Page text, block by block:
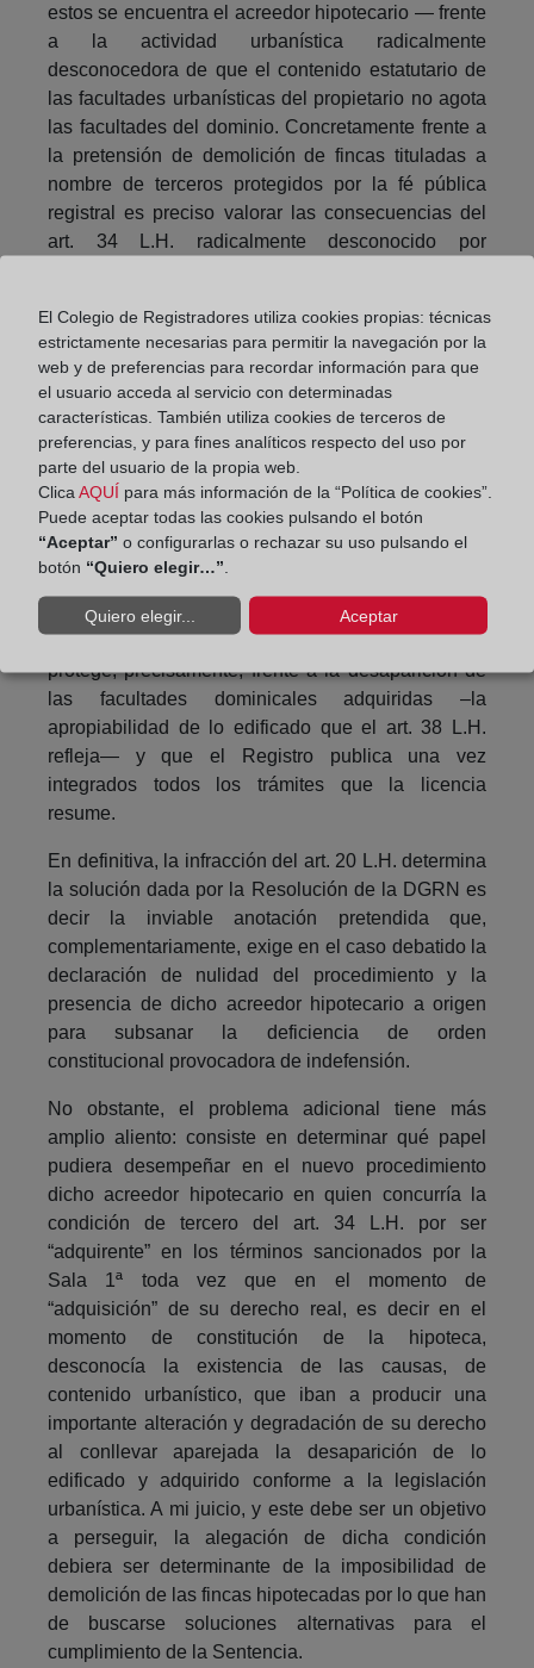
estos se encuentra el acreedor hipotecario — frente
a la actividad urbanística radicalmente
desconocedora de que el contenido estatutario de
las facultades urbanísticas del propietario no agota
las facultades del dominio. Concretamente frente a
la pretensión de demolición de fincas tituladas a
nombre de terceros protegidos por la fé pública
registral es preciso valorar las consecuencias del
art. 34 L.H. radicalmente desconocido por
otros, interesadamente, obvian principios
registrales elementales por lo cual es oportuno
recordarles que tal ignorancia tiene decisiva
trascendencia. Y el primer paso es concluir, como
valientemente la DGRN hace, la existencia del art.
20 L.H. rechazando el asiento pretendido en
términos que, habitualmente poco gusta a los
Tribunales . El siguiente hito, hacia el que estamos
dirigiendo no pocos esfuerzos, es valorar que entre
art. 105 de la L.J. se puede encontrar el mentado
art. 34 L.H. y, adicionalmente, que dicho precepto
protege, precisamente, frente a la desaparición de
las facultades dominicales adquiridas –la
apropiabilidad de lo edificado que el art. 38 L.H.
refleja— y que el Registro publica una vez
integrados todos los trámites que la licencia
resume.
En definitiva, la infracción del art. 20 L.H. determina
la solución dada por la Resolución de la DGRN es
decir la inviable anotación pretendida que,
complementariamente, exige en el caso debatido la
declaración de nulidad del procedimiento y la
presencia de dicho acreedor hipotecario a origen
para subsanar la deficiencia de orden
constitucional provocadora de indefensión.
No obstante, el problema adicional tiene más
amplio aliento: consiste en determinar qué papel
pudiera desempeñar en el nuevo procedimiento
dicho acreedor hipotecario en quien concurría la
condición de tercero del art. 34 L.H. por ser
“adquirente” en los términos sancionados por la
Sala 1ª toda vez que en el momento de
“adquisición” de su derecho real, es decir en el
momento de constitución de la hipoteca,
desconocía la existencia de las causas, de
contenido urbanístico, que iban a producir una
importante alteración y degradación de su derecho
al conllevar aparejada la desaparición de lo
edificado y adquirido conforme a la legislación
urbanística. A mi juicio, y este debe ser un objetivo
a perseguir, la alegación de dicha condición
debiera ser determinante de la imposibilidad de
demolición de las fincas hipotecadas por lo que han
de buscarse soluciones alternativas para el
cumplimiento de la Sentencia.
El Colegio de Registradores utiliza cookies propias: técnicas
estrictamente necesarias para permitir la navegación por la
web y de preferencias para recordar información para que
el usuario acceda al servicio con determinadas
características. También utiliza cookies de terceros de
preferencias, y para fines analíticos respecto del uso por
parte del usuario de la propia web.
Clica AQUÍ para más información de la “Política de cookies”.
Puede aceptar todas las cookies pulsando el botón
“Aceptar” o configurarlas o rechazar su uso pulsando el
botón “Quiero elegir…”
Quiero elegir... Aceptar